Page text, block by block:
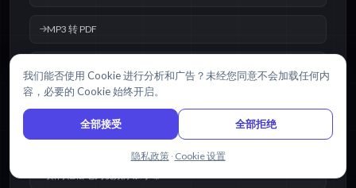
MP3 转 PDF
将视频转换为文字最简单的方法是什么？
我们能否使用 Cookie 进行分析和广告？未经您同意不会加载任何内
容，必要的 Cookie 始终开启。
全部接受 全部拒绝
隐私政策 · Cookie 设置